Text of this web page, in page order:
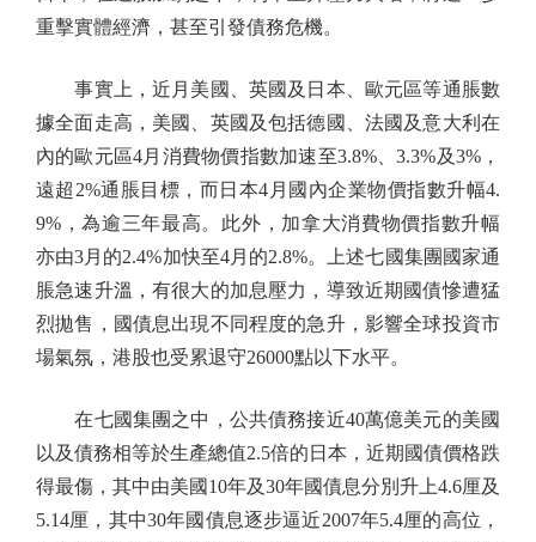
重擊實體經濟，甚至引發債務危機。
事實上，近月美國、英國及日本、歐元區等通脹數
據全面走高，美國、英國及包括德國、法國及意大利在
內的歐元區4月消費物價指數加速至3.8%、3.3%及3%，
遠超2%通脹目標，而日本4月國內企業物價指數升幅4.
9%，為逾三年最高。此外，加拿大消費物價指數升幅
亦由3月的2.4%加快至4月的2.8%。上述七國集團國家通
脹急速升溫，有很大的加息壓力，導致近期國債慘遭猛
烈拋售，國債息出現不同程度的急升，影響全球投資市
場氣氛，港股也受累退守26000點以下水平。
在七國集團之中，公共債務接近40萬億美元的美國
以及債務相等於生產總值2.5倍的日本，近期國債價格跌
得最傷，其中由美國10年及30年國債息分別升上4.6厘及
5.14厘，其中30年國債息逐步逼近2007年5.4厘的高位，